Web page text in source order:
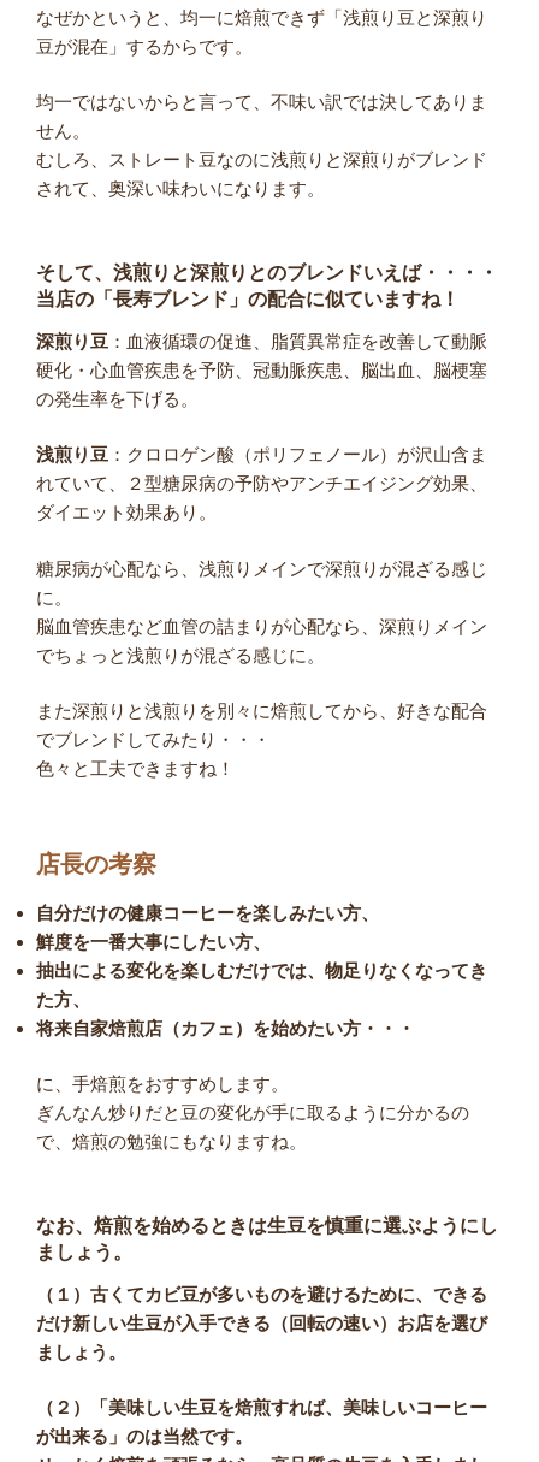
なぜかというと、均一に焙煎できず「浅煎り豆と深煎り
豆が混在」するからです。
均一ではないからと言って、不味い訳では決してありま
せん。
むしろ、ストレート豆なのに浅煎りと深煎りがブレンド
されて、奥深い味わいになります。
そして、浅煎りと深煎りとのブレンドいえば・・・・
当店の「長寿ブレンド」の配合に似ていますね！
深煎り豆 ：血液循環の促進、脂質異常症を改善して動脈
硬化・心血管疾患を予防、冠動脈疾患、脳出血、脳梗塞
の発生率を下げる。
浅煎り豆 ：クロロゲン酸（ポリフェノール）が沢山含ま
れていて、２型糖尿病の予防やアンチエイジング効果、
ダイエット効果あり。
糖尿病が心配なら、浅煎りメインで深煎りが混ざる感じ
に。
脳血管疾患など血管の詰まりが心配なら、深煎りメイン
でちょっと浅煎りが混ざる感じに。
また深煎りと浅煎りを別々に焙煎してから、好きな配合
でブレンドしてみたり・・・
色々と工夫できますね！
店長の考察
自分だけの健康コーヒーを楽しみたい方、
鮮度を一番大事にしたい方、
抽出による変化を楽しむだけでは、物足りなくなってき
た方、
将来自家焙煎店（カフェ）を始めたい方・・・
に、手焙煎をおすすめします。
ぎんなん炒りだと豆の変化が手に取るように分かるの
で、焙煎の勉強にもなりますね。
なお、焙煎を始めるときは生豆を慎重に選ぶようにし
ましょう。
（１）古くてカビ豆が多いものを避けるために、できる
だけ新しい生豆が入手できる（回転の速い）お店を選び
ましょう。
（２）「美味しい生豆を焙煎すれば、美味しいコーヒー
が出来る」のは当然です。